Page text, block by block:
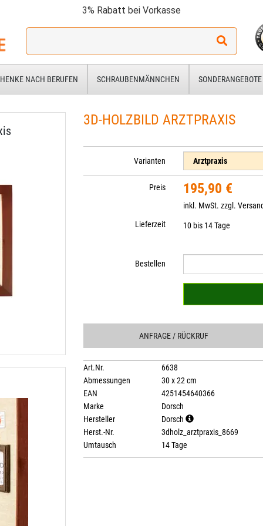
3% Rabatt bei Vorkasse
Ich
für:
NACH BERUFEN SCHRAUBENMÄNNCHEN SONDERANGEBOTE
3D-HOLZBILD ARZTPRAXIS
Varianten
Preis 195,90 €
inkl. MwSt. zzgl.
Lieferzeit
10 bis 14 Tage
Bestellen
ANFRAGE / RÜCKRUF
Art.Nr.
6638
Abmessungen
30 x 22 cm
EAN
4251454640366
Marke
Dorsch
Hersteller
Dorsch
Herst.-Nr.
3dholz_arztpraxis_8669
Umtausch
14 Tage